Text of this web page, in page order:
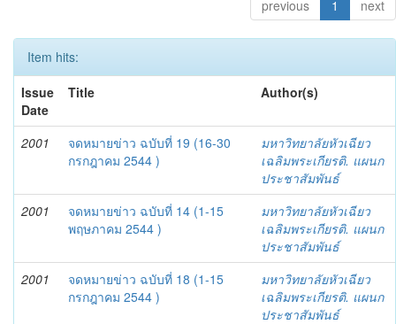
previous 1 next
Item hits:
Issue
Date
Title Author(s)
2001
จดหมายข่าว ฉบับที่ 19 (16-30
กรกฎาคม 2544 )
มหาวิทยาลัยหัวเฉียว
เฉลิมพระเกียรติ. แผนก
ประชาสัมพันธ์
2001
จดหมายข่าว ฉบับที่ 14 (1-15
พฤษภาคม 2544 )
มหาวิทยาลัยหัวเฉียว
เฉลิมพระเกียรติ. แผนก
ประชาสัมพันธ์
2001
จดหมายข่าว ฉบับที่ 18 (1-15
กรกฎาคม 2544 )
มหาวิทยาลัยหัวเฉียว
เฉลิมพระเกียรติ. แผนก
ประชาสัมพันธ์